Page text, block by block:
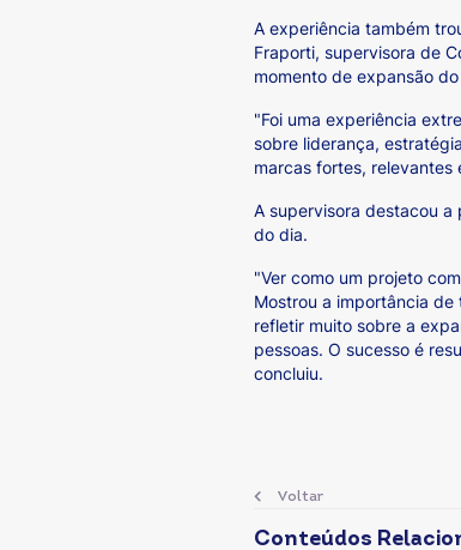
A experiência também
Fraporti, supervisora de
momento de expansão do
"Foi uma experiência
sobre liderança,
marcas fortes, relevantes
A supervisora destacou a
do dia.
"Ver como um projeto
Mostrou a importância
refletir muito sobre a
pessoas. O sucesso é
concluiu.
Voltar
Conteúdos